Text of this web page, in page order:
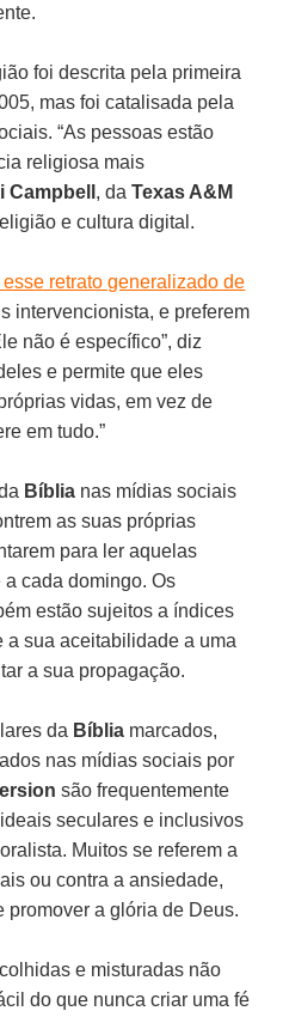
foi descrita pela primeira
mas foi catalisada pela
“As pessoas estão
religiosa mais
Campbell , daTexas A&M
e cultura digital.
esse retrato generalizado de
intervencionista, e preferem
não é específico”, diz
e permite que eles
vidas, em vez de
em tudo.”
Bíblia nas mídias sociais
as suas próprias
para ler aquelas
cada domingo. Os
estão sujeitos a índices
a sua aceitabilidade a uma
a sua propagação.
da Bíblia marcados,
nas mídias sociais por
são frequentemente
seculares e inclusivos
Muitos se referem a
ou contra a ansiedade,
promover a glória de Deus.
e misturadas não
do que nunca criar uma fé